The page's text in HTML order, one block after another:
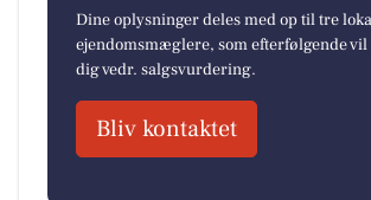
Dine oplysninger deles med op til tre
ejendomsmæglere, som efterfølgende vil
dig vedr. salgsvurdering.
Bliv kontaktet